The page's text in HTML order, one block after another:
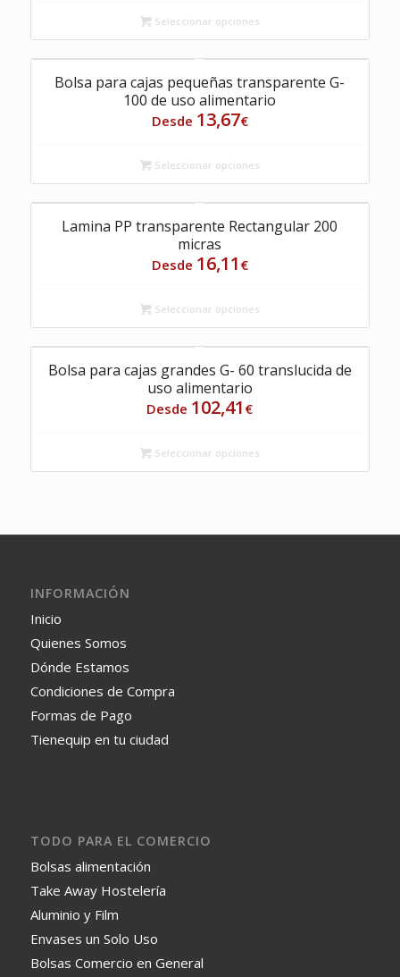
Seleccionar opciones
Bolsa para cajas pequeñas transparente G-
100 de uso alimentario
Desde 13,67€
Seleccionar opciones
Lamina PP transparente Rectangular 200
micras
Desde 16,11 €
Seleccionar opciones
Bolsa para cajas grandes G- 60 translucida de
uso alimentario
Desde 102,41 €
Seleccionar opciones
INFORMACIÓN
Inicio
Quienes Somos
Dónde Estamos
Condiciones de Compra
Formas de Pago
Tienequip en tu ciudad
TODO PARA EL COMERCIO
Bolsas alimentación
Take Away Hostelería
Aluminio y Film
Envases un Solo Uso
Bolsas Comercio en General